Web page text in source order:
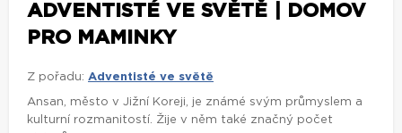
ADVENTISTÉ VE SVĚTĚ | DOMOV
PRO MAMINKY
Z pořadu: Adventisté ve světě
Ansan, město v Jižní Koreji, je známé svým průmyslem a
kulturní rozmanitostí. Žije v něm také značný počet